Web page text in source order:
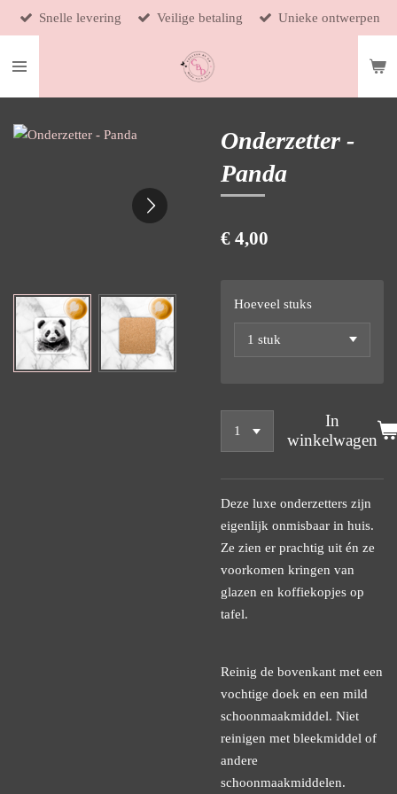
Ga
naar
Snelle levering Veilige betaling Unieke ontwerpen
Onderzetter -
Panda
€ 4,00
Hoeveel stuks
In
winkelwagen
Deze luxe onderzetters zijn
eigenlijk onmisbaar in huis.
Ze zien er prachtig uit én ze
voorkomen kringen van
glazen en koffiekopjes op
tafel.
Reinig de bovenkant met een
vochtige doek en een mild
schoonmaakmiddel. Niet
reinigen met bleekmiddel of
andere
schoonmaakmiddelen.